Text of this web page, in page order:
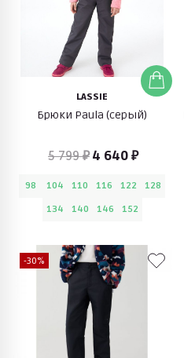
LASSIE
Брюки Paula (серый)
5 799 ₽ 4 640 ₽
98 104 110 116 122
128
134
140 146 152
-30%